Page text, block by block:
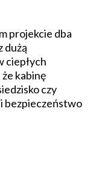
projekcie dba
dużą
ciepłych
kabinę
czy
bezpieczeństwo